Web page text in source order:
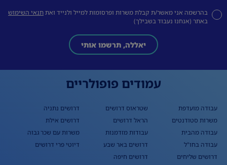
בהרשמה אני מאשר/ת קבלת משרות ופרסומות למייל ולנייד ואתתנאי השימוש
באתר (אנחנו נעבוד בשבילך)
יאללה, תרשמו אותי
עמודים פופולריים
עבודה מועדפת
משרות סטודנטים
עבודה מהבית
עבודה בחו"ל
דרושים שליחים
שטראוס דרושים
הראל דרושים
עבודות מזדמנות
דרושים באר שבע
דרושים חיפה
דרושים נתניה
דרושים אילת
משרות עם שכר גבוה
דיוטי פרי דרושים